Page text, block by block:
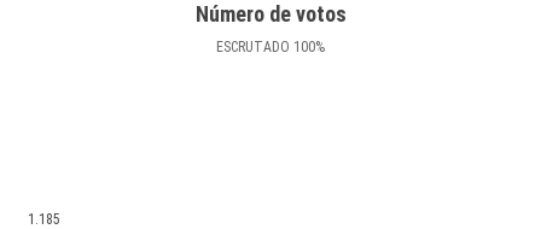
Número de votos
ESCRUTADO 100%
1.185